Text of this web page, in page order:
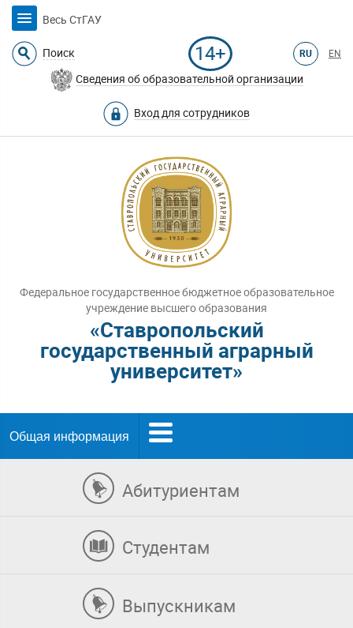
Весь СтГАУ
Поиск 14+ RU EN
Сведения об образовательной организации
Вход для сотрудников
Федеральное государственное бюджетное образовательное
учреждение высшего образования
«Ставропольский
государственный аграрный
университет»
Общая информация
Абитуриентам
Студентам
Выпускникам